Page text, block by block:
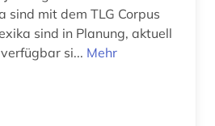
sind mit dem TLG Corpus
si... Mehr